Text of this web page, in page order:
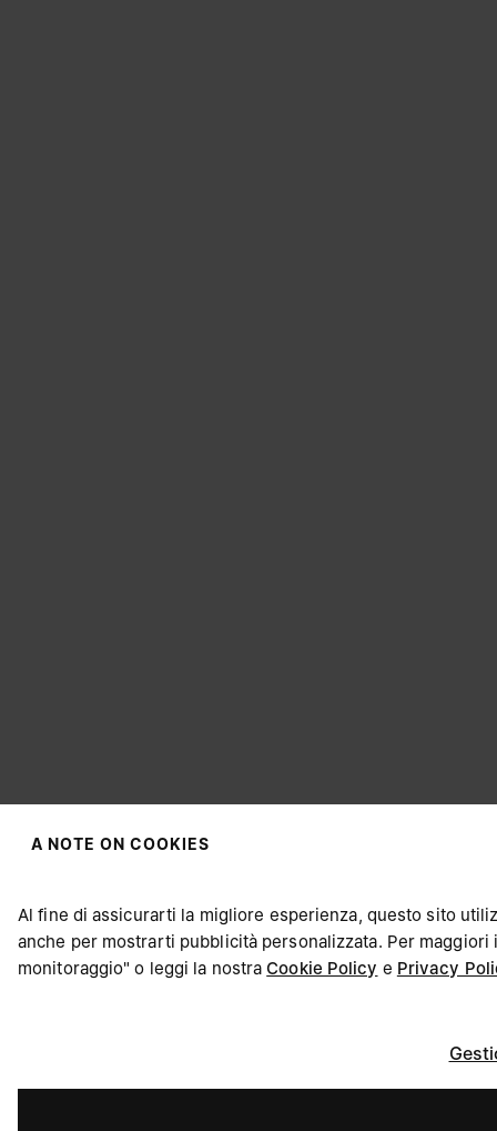
Sembra che tu ti trovi in United States. Desideri aggiornare
A NOTE ON COOKIES
Al fine di assicurarti la migliore esperienza, questo sito
anche per mostrarti pubblicità personalizzata. Per
monitoraggio" o leggi la nostraCookie Policy e Privacy